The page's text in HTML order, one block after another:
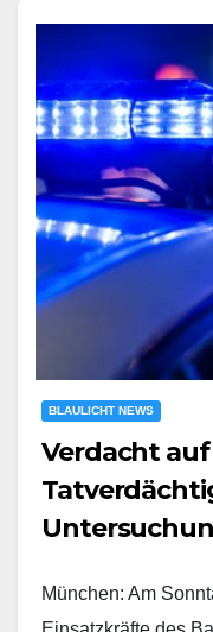
BLAULICHT NEWS
Verdacht
München: Am